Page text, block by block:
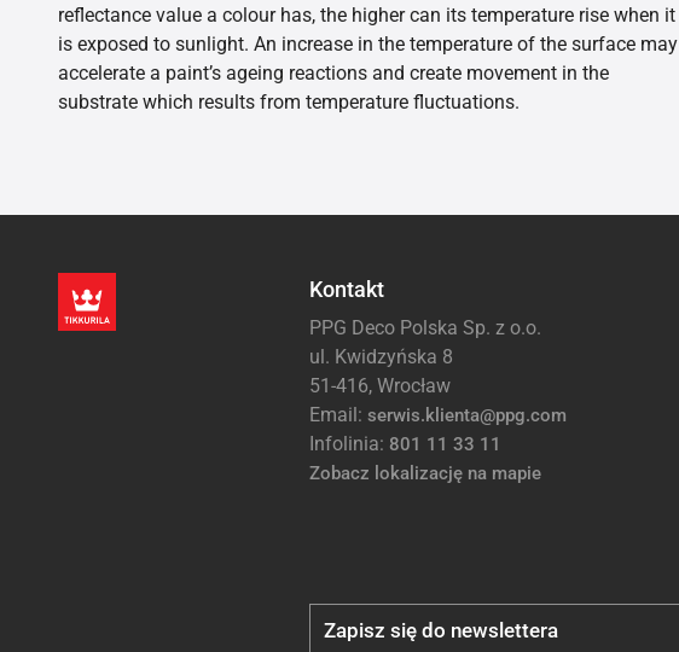
reflectance value a colour has, the higher can its temperature rise when it
is exposed to sunlight. An increase in the temperature of the surface may
accelerate a paint’s ageing reactions and create movement in the
substrate which results from temperature fluctuations.
Kontakt
PPG Deco Polska Sp. z o.o.
ul. Kwidzyńska 8
51-416, Wrocław
Email: serwis.klienta@ppg.com
Infolinia: 801 11 33 11
Zobacz lokalizację na mapie
Zapisz się do newslettera